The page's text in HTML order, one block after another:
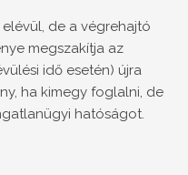
elévül, de a végrehajtó
megszakítja az
idő esetén) újra
ha kimegy foglalni, de
hatóságot.